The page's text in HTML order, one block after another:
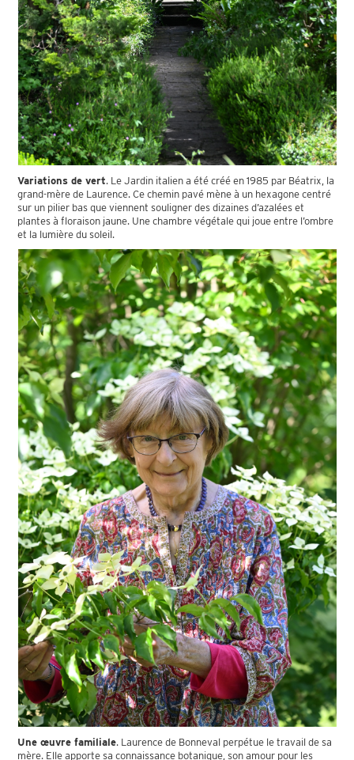
Variations de vert. Le Jardin italien a été créé en 1985 par Béatrix, la
grand-mère de Laurence. Ce chemin pavé mène à un hexagone centré
sur un pilier bas que viennent souligner des dizaines d’azalées et
plantes à floraison jaune. Une chambre végétale qui joue entre l’ombre
et la lumière du soleil.
Une œuvre familiale. Laurence de Bonneval perpétue le travail de sa
mère. Elle apporte sa connaissance botanique, son amour pour les